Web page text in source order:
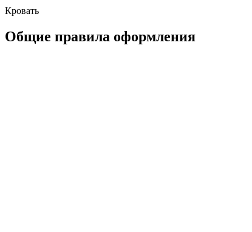
Кровать
Общие правила оформления